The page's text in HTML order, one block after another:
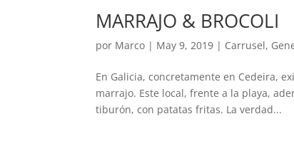
MARRAJO & BROCOLI
por Marco | May 9, 2019 | Carrusel,
En Galicia, concretamente en Cedeira,
marrajo. Este local, frente a la playa,
tiburón, con patatas fritas. La verdad...